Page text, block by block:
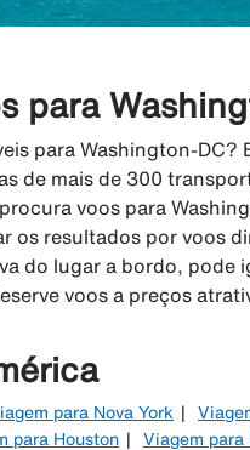
para
para Washington-
de mais de 300
voos para
os resultados por voos
do lugar a bordo, pode
voos a preços
para Nova York
para Houston Viagem para